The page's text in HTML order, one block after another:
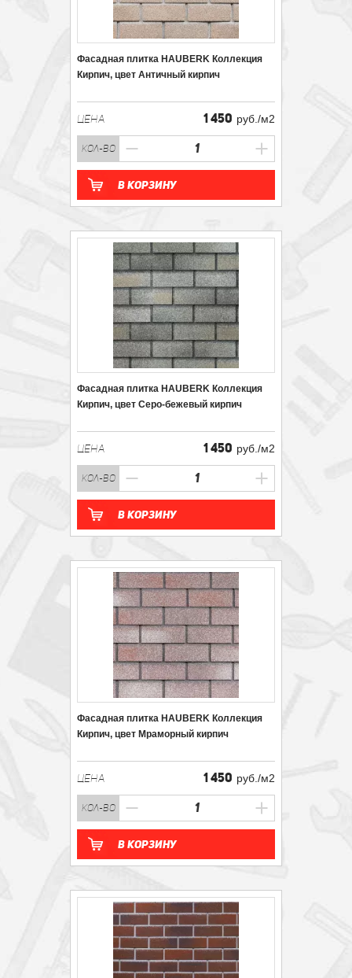
Фасадная плитка HAUBERK Коллекция
Кирпич, цвет Античный кирпич
ЦЕНА 1 450 руб./м2
кол-во
В корзину
Фасадная плитка HAUBERK Коллекция
Кирпич, цвет Серо-бежевый кирпич
ЦЕНА 1 450 руб./м2
кол-во
В корзину
Фасадная плитка HAUBERK Коллекция
Кирпич, цвет Мраморный кирпич
ЦЕНА 1 450 руб./м2
кол-во
В корзину